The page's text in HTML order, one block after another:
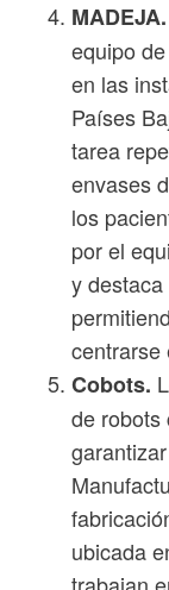
MADEJA.
equipo
en las
Países
tarea
envases
los
por el
y
centrarse
Cobots.
de robots
ubicada